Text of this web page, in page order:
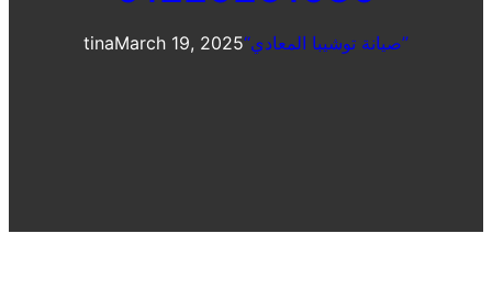
tinaMarch 19, 2025 “صيانة توشيبا المعادي”